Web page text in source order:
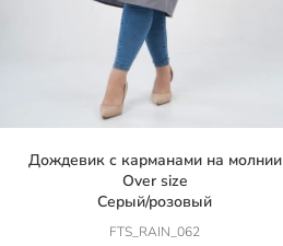
Дождевик с карманами на молнии
Over size
Серый/розовый
FTS_RAIN_062